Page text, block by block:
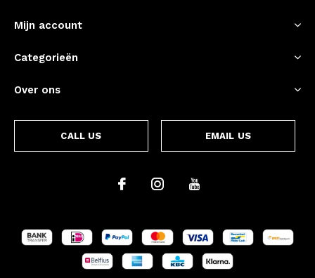
Mijn account
Categorieën
Over ons
CALL US EMAIL US